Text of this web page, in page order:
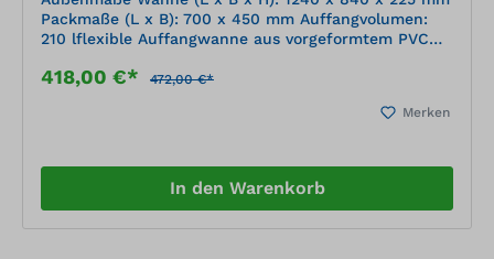
Packmaße (L x B): 700 x 450 mm Auffangvolumen:
210 lflexible Auffangwanne aus vorgeformtem PVC
geeignet als Notfallwanne oder Transport- und
418,00 €* 472,00 €*
Merken
In den Warenkorb